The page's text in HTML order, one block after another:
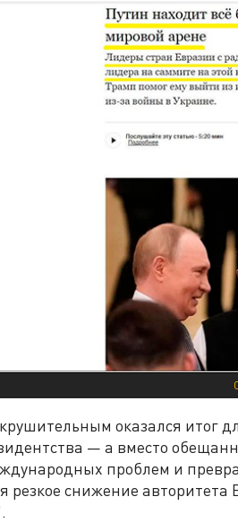
оказался итог
— а вместо
проблем и
резкое снижение